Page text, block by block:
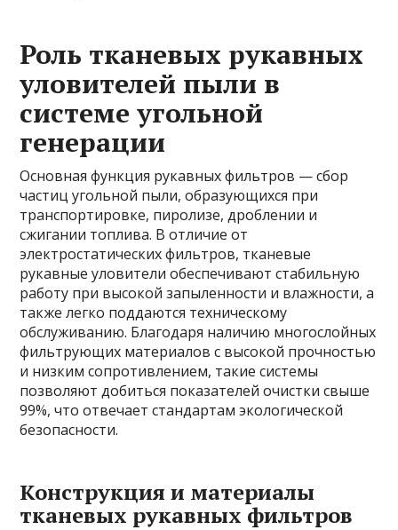
Роль тканевых рукавных
уловителей пыли в
системе угольной
генерации
Основная функция рукавных фильтров — сбор
частиц угольной пыли, образующихся при
транспортировке, пиролизе, дроблении и
сжигании топлива. В отличие от
электростатических фильтров, тканевые
рукавные уловители обеспечивают стабильную
работу при высокой запыленности и влажности, а
также легко поддаются техническому
обслуживанию. Благодаря наличию многослойных
фильтрующих материалов с высокой прочностью
и низким сопротивлением, такие системы
позволяют добиться показателей очистки свыше
99%, что отвечает стандартам экологической
безопасности.
Конструкция и материалы
тканевых рукавных фильтров